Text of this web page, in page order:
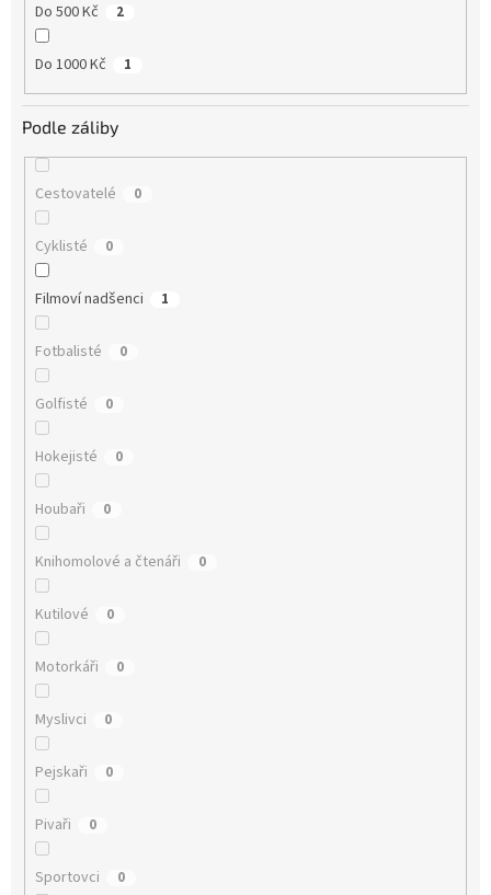
Do 500 Kč 2
Do 1000 Kč 1
Podle záliby
Cestovatelé 0
Cyklisté 0
Filmoví nadšenci 1
Fotbalisté 0
Golfisté 0
Hokejisté 0
Houbaři 0
Knihomolové a čtenáři 0
Kutilové 0
Motorkáři 0
Myslivci 0
Pejskaři 0
Pivaři 0
Sportovci 0